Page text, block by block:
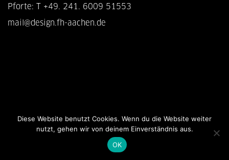
Pforte: T +49. 241. 6009 51553
mail@design.fh-aachen.de
Diese Website benutzt Cookies. Wenn du die Website weiter
nutzt, gehen wir von deinem Einverständnis aus.
OK